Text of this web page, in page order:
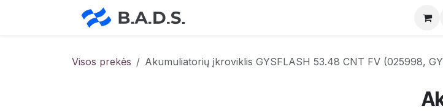
Visos prekės Akumuliatorių įkroviklis GYSFLASH 53.48 CNT FV (025998,